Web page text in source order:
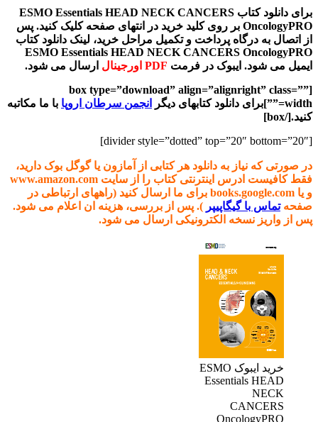
برای دانلود کتاب ESMO Essentials HEAD NECK CANCERS
OncologyPRO بر روی کلید خرید در انتهای صفحه کلیک کنید. پس
از اتصال به درگاه پرداخت و تکمیل مراحل خرید، لینک دانلود کتاب
ESMO Essentials HEAD NECK CANCERS OncologyPRO
ایمیل می شود. ایبوک در فرمت PDF اورجینال
ارسال می شود.
[box type=”download” align=”alignright” class=””
width=””]برای دانلود کتابهای دیگر
انجمن سرطان اروپا با ما مکاتبه
کنید.[/box]
[divider style=”dotted” top=”20″ bottom=”20″]
در صورتی که نیاز به دانلود هر کتابی از آمازون یا گوگل بوک دارید،
فقط کافیست ادرس اینترنتی کتاب را از سایت www.amazon.com
و یا books.google.com برای ما ارسال کنید (راههای ارتباطی در
صفحهتماس با گیگاپیپر ). پس از بررسی، هزینه ان اعلام می شود.
پس از واریز نسخه الکترونیکی ارسال می شود.
خرید ایبوک ESMO
Essentials HEAD
NECK
CANCERS
OncologyPRO